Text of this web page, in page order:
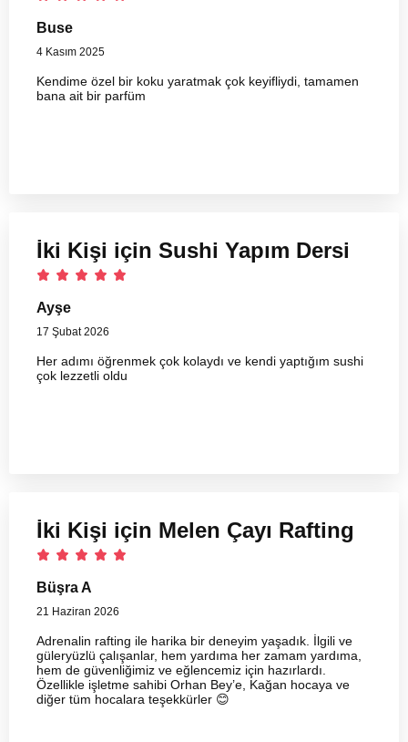
Buse
4 Kasım 2025
Kendime özel bir koku yaratmak çok keyifliydi, tamamen
bana ait bir parfüm
İki Kişi için Sushi Yapım Dersi
Ayşe
17 Şubat 2026
Her adımı öğrenmek çok kolaydı ve kendi yaptığım sushi
çok lezzetli oldu
İki Kişi için Melen Çayı Rafting
Büşra A
21 Haziran 2026
Adrenalin rafting ile harika bir deneyim yaşadık. İlgili ve
güleryüzlü çalışanlar, hem yardıma her zamam yardıma,
hem de güvenliğimiz ve eğlencemiz için hazırlardı.
Özellikle işletme sahibi Orhan Bey’e, Kağan hocaya ve
diğer tüm hocalara teşekkürler 😊